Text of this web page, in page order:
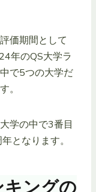
価期間として
年のQS大学ラ
で5つの大学だ
。
学の中で3番目
となります。